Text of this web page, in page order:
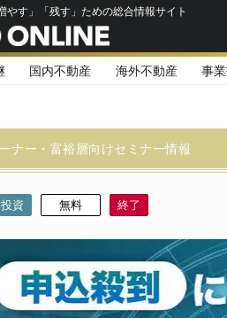
やす」「残す」ための総合情報サイト
国内不動産 海外不動産 事
ナー・富裕層向けセミナー情報
資 無料 終了